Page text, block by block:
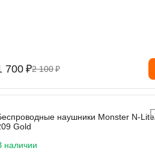
700 ₽2 100₽
наушники Monster N-Lite
Gold
наличии